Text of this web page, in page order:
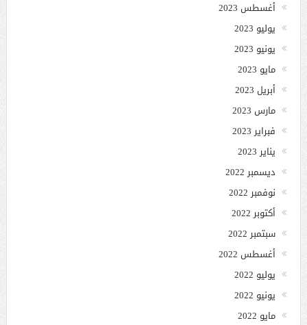
أغسطس 2023
يوليو 2023
يونيو 2023
مايو 2023
أبريل 2023
مارس 2023
فبراير 2023
يناير 2023
ديسمبر 2022
نوفمبر 2022
أكتوبر 2022
سبتمبر 2022
أغسطس 2022
يوليو 2022
يونيو 2022
مايو 2022